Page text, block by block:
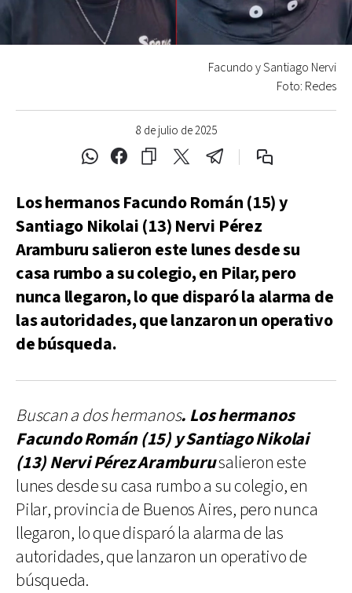
8 de julio de 2025
Facundo y Santiago Nervi
Foto: Redes
Los hermanos Facundo Román (15) y
Santiago Nikolai (13) Nervi Pérez
Aramburu salieron este lunes desde su
casa rumbo a su colegio, en Pilar, pero
nunca llegaron, lo que disparó la alarma de
las autoridades, que lanzaron un operativo
de búsqueda.
Buscan a dos hermanos. Los hermanos
Facundo Román (15) y Santiago Nikolai
(13) Nervi Pérez Aramburusalieron este
lunes desde su casa rumbo a su colegio, en
Pilar, provincia de Buenos Aires, pero nunca
llegaron, lo que disparó la alarma de las
autoridades, que lanzaron un operativo de
búsqueda.